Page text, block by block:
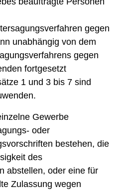
gegen
unabhängig von dem
gegen
fortgesetzt
1 und 3 bis 7 sind
Gewerbe
oder
bestehen, die
des
abstellen, oder eine für
Zulassung wegen